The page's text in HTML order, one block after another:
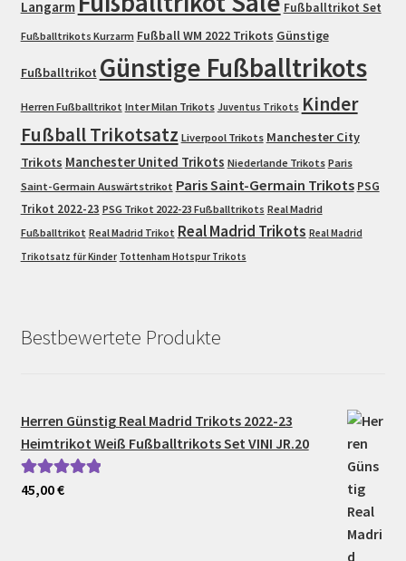
Langarm Fußballtrikot Set
Fußballtrikots Kurzarm Fußball WM 2022 Trikots Günstige
Fußballtrikot Günstige Fußballtrikots
Herren Fußballtrikot Inter Milan Trikots Juventus Trikots Kinder
Fußball Trikotsatz Liverpool Trikots Manchester City
Trikots Manchester United Trikots Niederlande Trikots Paris
Saint-Germain Auswärtstrikot Paris Saint-Germain Trikots PSG
Trikot 2022-23 PSG Trikot 2022-23 Fußballtrikots Real Madrid
Fußballtrikot Real Madrid Trikot Real Madrid Trikots Real Madrid
Trikotsatz für Kinder Tottenham Hotspur Trikots
Bestbewertete Produkte
Herren Günstig Real Madrid Trikots 2022-23
Heimtrikot Weiß Fußballtrikots Set VINI JR.20
Bewertet mit
45,00€